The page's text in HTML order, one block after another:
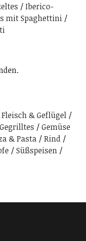
Iberico-
mit Spaghettini
Fleisch & Geflügel
Gegrilltes
Gemüse
& Pasta
Rind
Süßspeisen